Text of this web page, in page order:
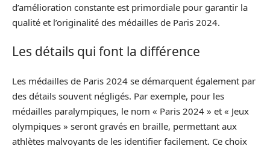
d’amélioration constante est primordiale pour garantir la
qualité et l’originalité des médailles de Paris 2024.
Les détails qui font la différence
Les médailles de Paris 2024 se démarquent également par
des détails souvent négligés. Par exemple, pour les
médailles paralympiques, le nom « Paris 2024 » et « Jeux
olympiques » seront gravés en braille, permettant aux
athlètes malvoyants de les identifier facilement. Ce choix